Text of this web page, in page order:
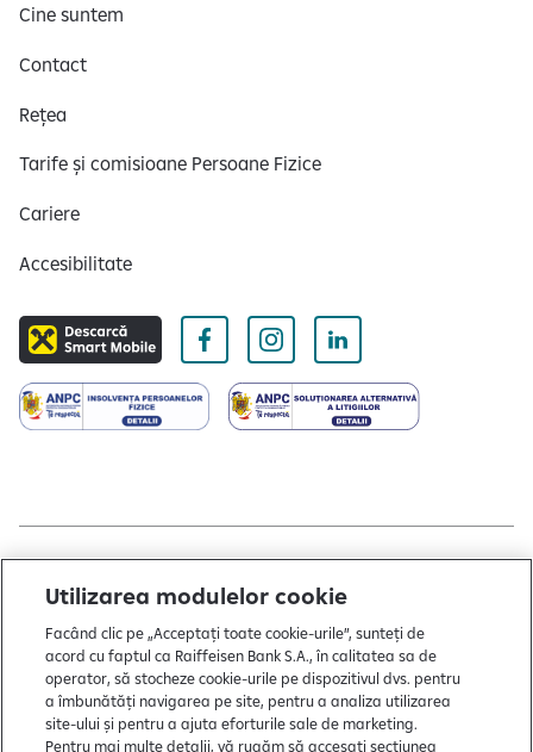
Cine suntem
Contact
Rețea
Tarife și comisioane Persoane Fizice
Cariere
Accesibilitate
Termeni și condiții
Politică de utilizare cookies
Preferințe cookie-uri
Politica de confidențialitate
Utilizarea modulelor cookie
Facând clic pe „Acceptați toate cookie-urile”, sunteți de
acord cu faptul ca Raiffeisen Bank S.A., în calitatea sa de
operator, să stocheze cookie-urile pe dispozitivul dvs. pentru
a îmbunătăți navigarea pe site, pentru a analiza utilizarea
site-ului și pentru a ajuta eforturile sale de marketing.
Pentru mai multe detalii, vă rugăm să accesați secțiunea